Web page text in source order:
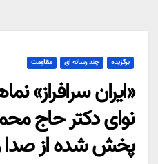
برگزیده چند رسانه ای مقاومت
«ایران سرافراز»
نوای دکتر حاج
پخش شده از صدا